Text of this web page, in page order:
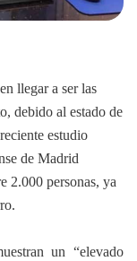
llegar a ser las
debido al estado de
estudio
de Madrid
2.000 personas, ya
un “elevado